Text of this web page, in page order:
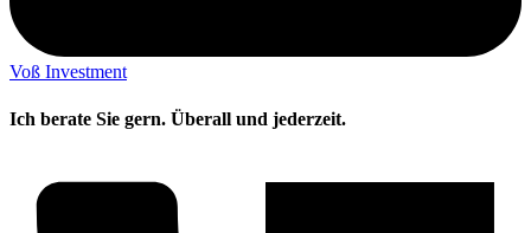
Voß Investment
Ich berate Sie gern. Überall und jederzeit.